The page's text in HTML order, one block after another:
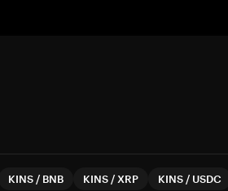
KINS / BNB KINS / XRP KINS / USDC